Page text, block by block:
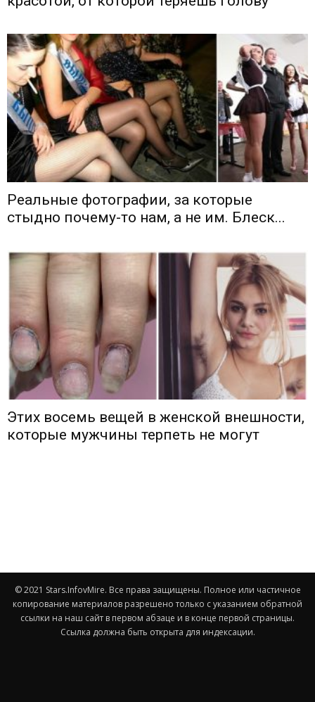
Реальные фотографии, за которые
стыдно почему-то нам, а не им. Блеск...
Этих восемь вещей в женской внешности,
которые мужчины терпеть не могут
© 2021 Stars.InfovMire. Все права защищены. Полное или частичное
копирование материалов разрешено только с указанием обратной
ссылки на наш сайт в первом абзаце и в конце первой страницы.
Ссылка должна быть открыта для индексации.